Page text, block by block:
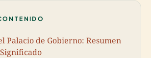
Palacio de Gobierno: Resumen